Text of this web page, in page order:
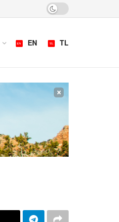
EN TL
×